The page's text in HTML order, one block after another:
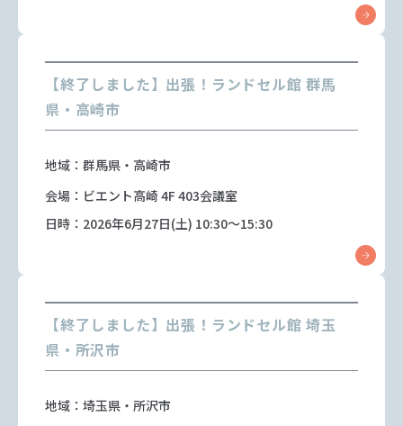
【終了しました】出張！ランドセル館 群馬
県・高崎市
地域：群馬県・高崎市
会場：ビエント高崎 4F 403会議室
日時：2026年6月27日(土) 10:30～15:30
【終了しました】出張！ランドセル館 埼玉
県・所沢市
地域：埼玉県・所沢市